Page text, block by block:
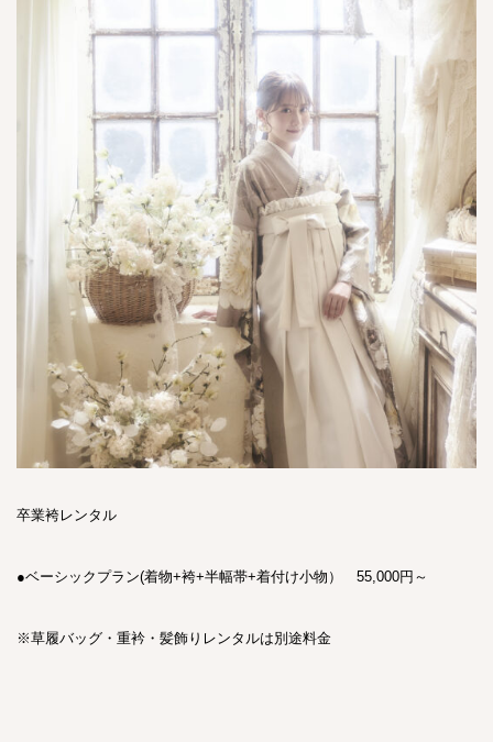
卒業袴レンタル
●ベーシックプラン(着物+袴+半幅帯+着付け小物） 55,000円～
※草履バッグ・重衿・髪飾りレンタルは別途料金